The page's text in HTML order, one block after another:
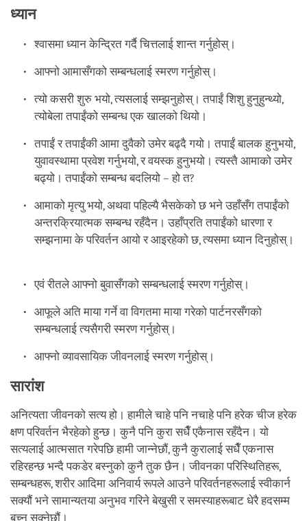
ध्यान
श्वासमा ध्यान केन्द्रित गर्दै चित्तलाई शान्त गर्नुहोस्।
आफ्नो आमासँगको सम्बन्धलाई स्मरण गर्नुहोस्।
त्यो कसरी शुरु भयो, त्यसलाई सम्झनुहोस्। तपाईं शिशु हुनुहुन्थ्यो,
त्योबेला तपाईंको सम्बन्ध एक खालको थियो।
तपाईं र तपाईंकी आमा दुवैको उमेर बढ्दै गयो। तपाईं बालक हुनुभयो,
युवावस्थामा प्रवेश गर्नुभयो, र वयस्क हुनुभयो। त्यस्तै आमाको उमेर
बढ्यो। तपाईंको सम्बन्ध बदलियो – हो त?
आमाको मृत्यु भयो, अथवा पहिल्यै भैसकेको छ भने उहाँसँग तपाईंको
अन्तरक्रियात्मक सम्बन्ध रहँदैन। उहाँप्रति तपाईंको धारणा र
सम्झनामा के परिवर्तन आयो र आइरहेको छ, त्यसमा ध्यान दिनुहोस्।
एवं रीतले आफ्नो बुवासँगको सम्बन्धलाई स्मरण गर्नुहोस्।
आफूले अति माया गर्ने वा विगतमा माया गरेको पार्टनरसँगको
सम्बन्धलाई त्यसैगरी स्मरण गर्नुहोस्।
आफ्नो व्यावसायिक जीवनलाई स्मरण गर्नुहोस्।
सारांश
अनित्यता जीवनको सत्य हो। हामीले चाहे पनि नचाहे पनि हरेक चीज हरेक
क्षण परिवर्तन भैरहेको हुन्छ। कुनै पनि कुरा सधैँ एकैनास रहँदैन। यो
सत्यलाई आत्मसात गरेपछि हामी जान्नेछौं, कुनै कुरालाई सधैँ एकनास
रहिरहन्छ भन्दै पकडेर बस्नुको कुनै तुक छैन। जीवनका परिस्थितिहरू,
सम्बन्धहरू, शरीर आदिमा अनिवार्य रूपले आउने परिवर्तनहरूलाई स्वीकार्न
सक्यौं भने सामान्यतया अनुभव गरिने बेखुसी र समस्याहरूबाट धेरै हदसम्म
बच्न सक्नेछौं।